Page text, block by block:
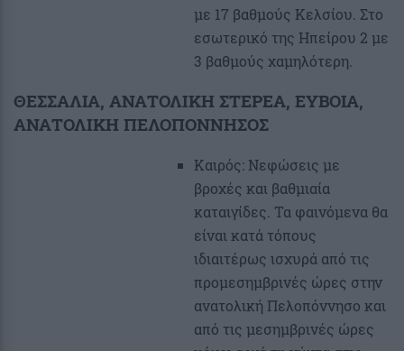
με 17 βαθμούς Κελσίου. Στο
εσωτερικό της Ηπείρου 2 με
3 βαθμούς χαμηλότερη.
ΘΕΣΣΑΛΙΑ, ΑΝΑΤΟΛΙΚΗ ΣΤΕΡΕΑ, ΕΥΒΟΙΑ,
ΑΝΑΤΟΛΙΚΗ ΠΕΛΟΠΟΝΝΗΣΟΣ
Καιρός: Νεφώσεις με
βροχές και βαθμιαία
καταιγίδες. Τα φαινόμενα θα
είναι κατά τόπους
ιδιαιτέρως ισχυρά από τις
προμεσημβρινές ώρες στην
ανατολική Πελοπόννησο και
από τις μεσημβρινές ώρες